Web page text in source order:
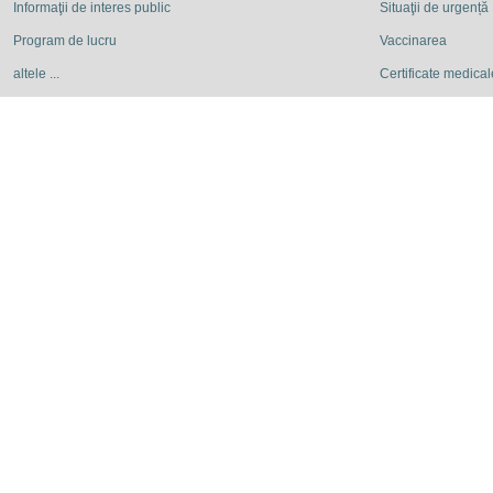
Informaţii de interes public
Program de lucru
altele ...
Situaţii de urgență
Vaccinarea
Certificate